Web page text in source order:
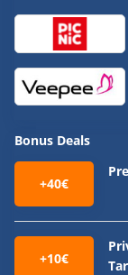
Bonus Deals
+40€
+10€